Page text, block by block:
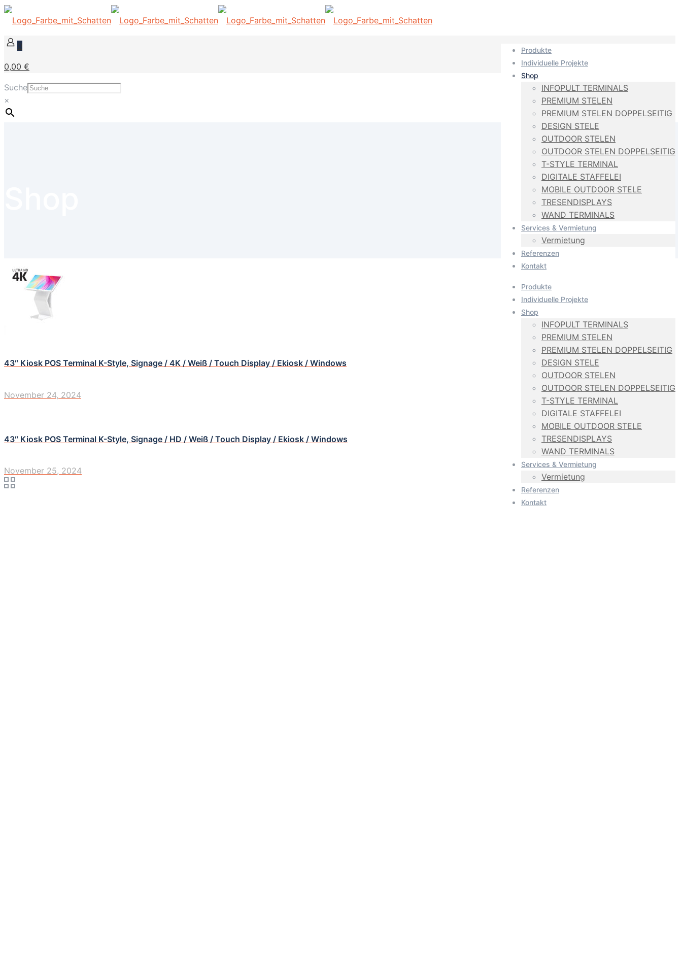
Produkte
Individuelle Projekte
Shop
INFOPULT TERMINALS
PREMIUM STELEN
PREMIUM STELEN DOPPELSEITIG
DESIGN STELE
OUTDOOR STELEN
OUTDOOR STELEN DOPPELSEITIG
T-STYLE TERMINAL
DIGITALE STAFFELEI
MOBILE OUTDOOR STELE
TRESENDISPLAYS
WAND TERMINALS
Services & Vermietung
Vermietung
Referenzen
Kontakt
Produkte
Individuelle Projekte
Shop
INFOPULT TERMINALS
PREMIUM STELEN
PREMIUM STELEN DOPPELSEITIG
DESIGN STELE
OUTDOOR STELEN
OUTDOOR STELEN DOPPELSEITIG
T-STYLE TERMINAL
DIGITALE STAFFELEI
MOBILE OUTDOOR STELE
TRESENDISPLAYS
WAND TERMINALS
Services & Vermietung
Vermietung
Referenzen
Kontakt
0
0,00 €
Suche
×
43″ Kiosk POS Terminal K-Style, Signage / 4K / Weiß / Touch Display / Ekiosk / Windows
November 24, 2024
43″ Kiosk POS Terminal K-Style, Signage / HD / Weiß / Touch Display / Ekiosk / Windows
November 25, 2024